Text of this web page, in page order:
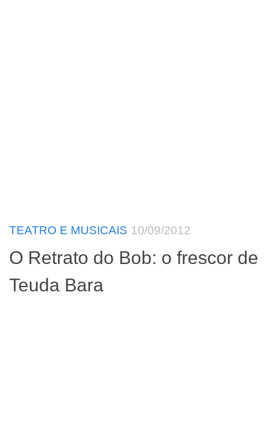
TEATRO E MUSICAIS 10/09/2012
O Retrato do Bob: o frescor de
Teuda Bara